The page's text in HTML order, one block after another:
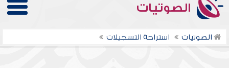
الصوتيات
الصوتيات استراحة التسجيلات